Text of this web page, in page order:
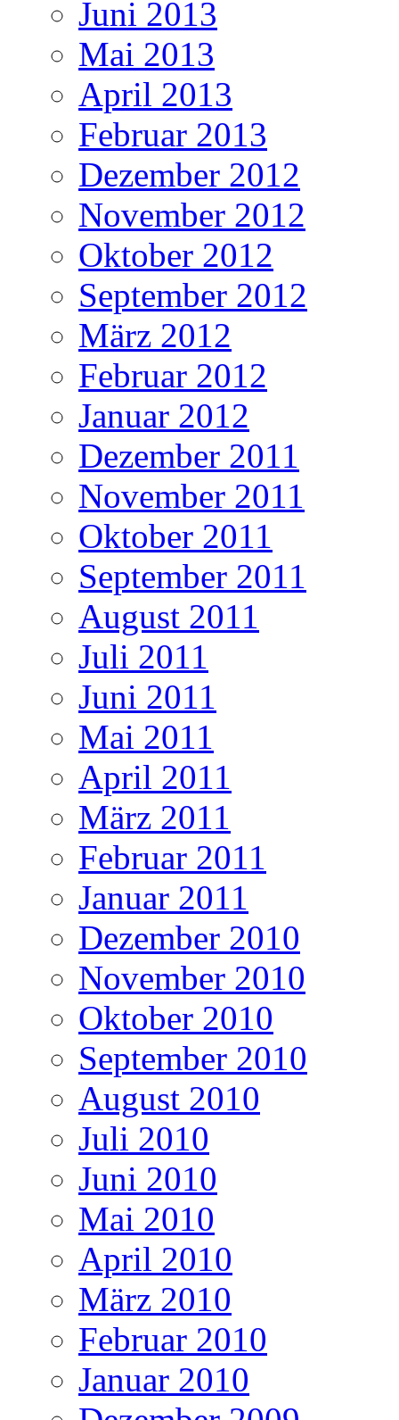
Juni 2013
Mai 2013
April 2013
Februar 2013
Dezember 2012
November 2012
Oktober 2012
September 2012
März 2012
Februar 2012
Januar 2012
Dezember 2011
November 2011
Oktober 2011
September 2011
August 2011
Juli 2011
Juni 2011
Mai 2011
April 2011
März 2011
Februar 2011
Januar 2011
Dezember 2010
November 2010
Oktober 2010
September 2010
August 2010
Juli 2010
Juni 2010
Mai 2010
April 2010
März 2010
Februar 2010
Januar 2010